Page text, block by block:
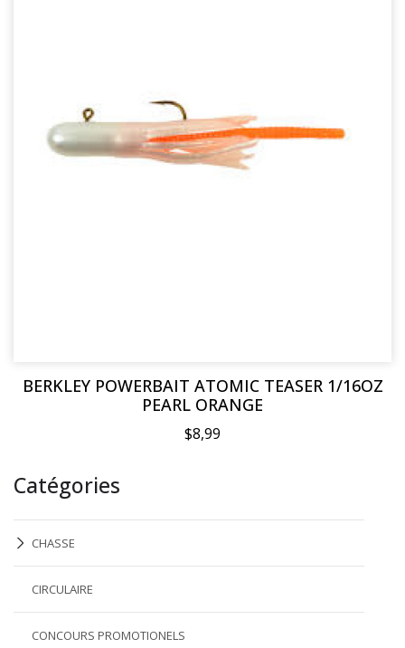
Catégories
CHASSE
CIRCULAIRE
CONCOURS PROMOTIONELS
BERKLEY POWERBAIT ATOMIC TEASER 1/16OZ
PEARL ORANGE
$8,99